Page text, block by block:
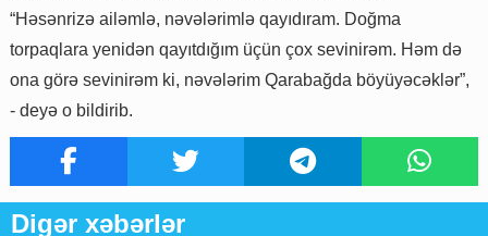
“Həsənrizə ailəmlə, nəvələrimlə qayıdıram. Doğma
torpaqlara yenidən qayıtdığım üçün çox sevinirəm. Həm də
ona görə sevinirəm ki, nəvələrim Qarabağda böyüyəcəklər”,
- deyə o bildirib.
Digər xəbərlər